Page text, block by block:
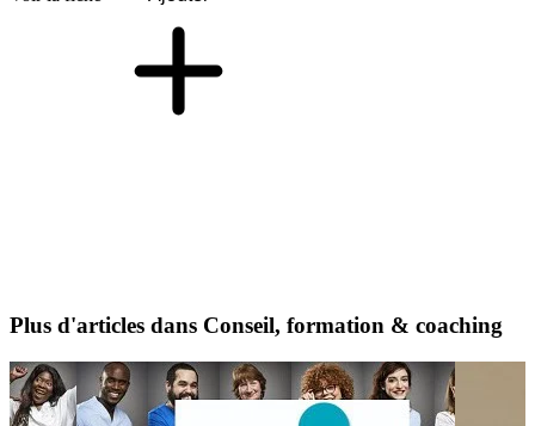
Plus d'articles dans Conseil, formation & coaching